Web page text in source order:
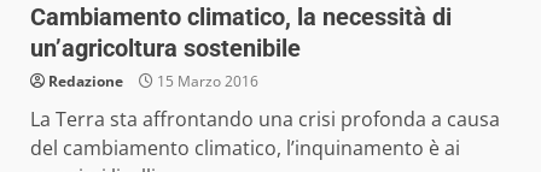
Cambiamento climatico, la necessità di
un’agricoltura sostenibile
Redazione 15 Marzo 2016
La Terra sta affrontando una crisi profonda a causa
del cambiamento climatico, l’inquinamento è ai